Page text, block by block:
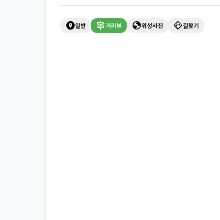
explore_nearby일반 signpost거리뷰 globe위성사진 directions길찾기